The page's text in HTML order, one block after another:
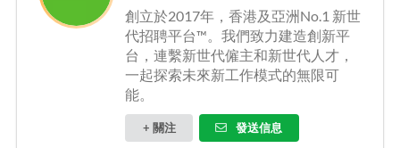
創立於2017年，香港及亞洲No.1 新世
代招聘平台™。我們致力建造創新平
台，連繫新世代僱主和新世代人才，
一起探索未來新工作模式的無限可
能。
+ 關注 發送信息